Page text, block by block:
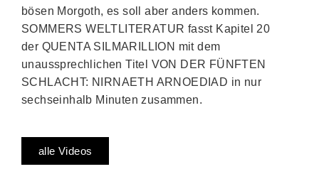
bösen Morgoth, es soll aber anders kommen.
SOMMERS WELTLITERATUR fasst Kapitel 20
der QUENTA SILMARILLION mit dem
unaussprechlichen Titel VON DER FÜNFTEN
SCHLACHT: NIRNAETH ARNOEDIAD in nur
sechseinhalb Minuten zusammen.
alle Videos